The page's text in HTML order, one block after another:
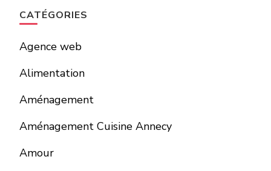
CATÉGORIES
Agence web
Alimentation
Aménagement
Aménagement Cuisine Annecy
Amour